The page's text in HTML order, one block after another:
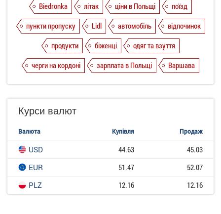
Biedronka
літак ціни в Польщі
поїзд
пункти пропуску
Lidl автомобіль
відпочинок
продукти
біженці
одяг та взуття
черги на кордоні
зарплата в Польщі Варшава
Курси валют
Валюта Купівля Продаж
USD 44.63
45.03
EUR
51.47
52.07
PLZ
12.16 12.16